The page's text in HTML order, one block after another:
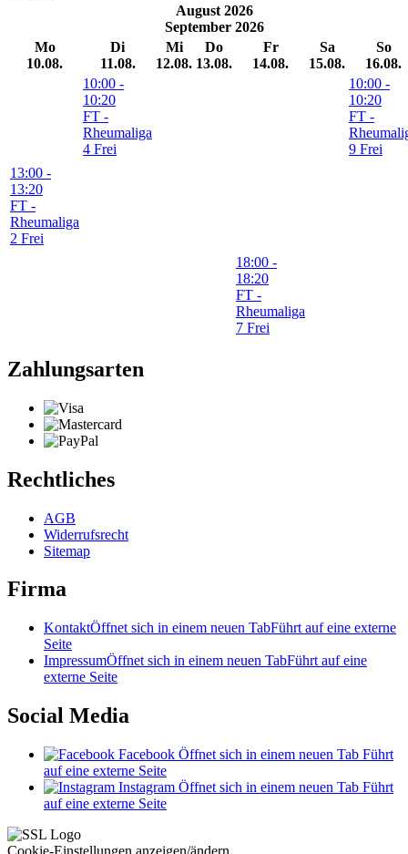
August 2026
September 2026
Mo
10.08.
Di
11.08.
Mi
12.08.
Do
13.08.
Fr
14.08.
Sa
15.08.
So
16.08.
10:00 -
10:20
FT -
Rheumaliga
4 Frei
10:00 -
10:20
FT -
9 Frei
13:00 -
13:20
FT -
Rheumaliga
2 Frei
18:00 -
18:20
FT -
Rheumaliga
7 Frei
Zahlungsarten
Rechtliches
AGB
Widerrufsrecht
Sitemap
Firma
KontaktÖffnet sich in einem neuen TabFührt auf eine externe
Seite
ImpressumÖffnet sich in einem neuen TabFührt auf eine
externe Seite
Social Media
Facebook Öffnet sich in einem neuen Tab Führt
auf eine externe Seite
Instagram Öffnet sich in einem neuen Tab Führt
auf eine externe Seite